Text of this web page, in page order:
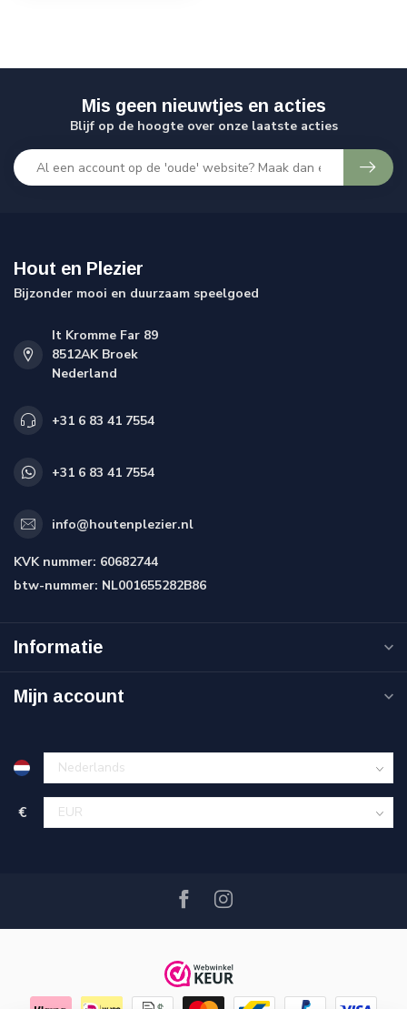
Mis geen nieuwtjes en acties
Blijf op de hoogte over onze laatste acties
Hout en Plezier
Bijzonder mooi en duurzaam speelgoed
It Kromme Far 89
8512AK Broek
Nederland
+31 6 83 41 7554
+31 6 83 41 7554
info@houtenplezier.nl
KVK nummer: 60682744
btw-nummer: NL001655282B86
Informatie
Mijn account
€